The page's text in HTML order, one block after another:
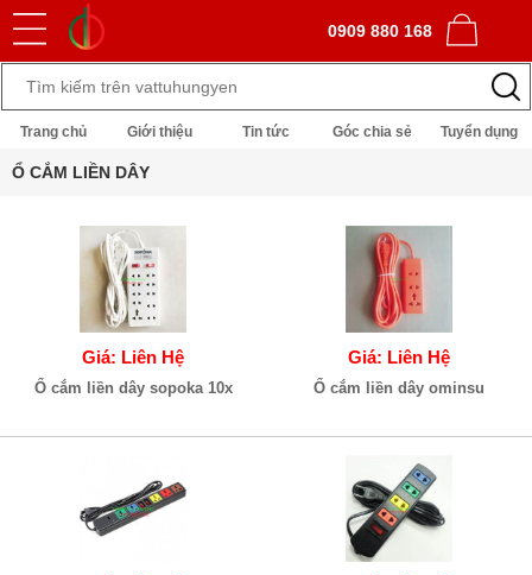
0909 880 168
Trang chủ Giới thiệu Tin tức Góc chia sẻ Tuyển dụng
Ổ CẮM LIỀN DÂY
Giá: Liên Hệ
Ổ cắm liền dây sopoka 10x
Giá: Liên Hệ
Ổ cắm liền dây ominsu